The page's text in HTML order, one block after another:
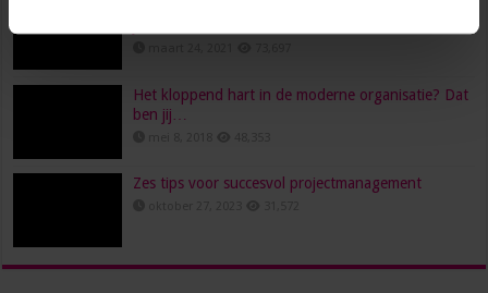
Het kloppend hart in de moderne organisatie? Dat
ben jij…
Zes tips voor succesvol projectmanagement